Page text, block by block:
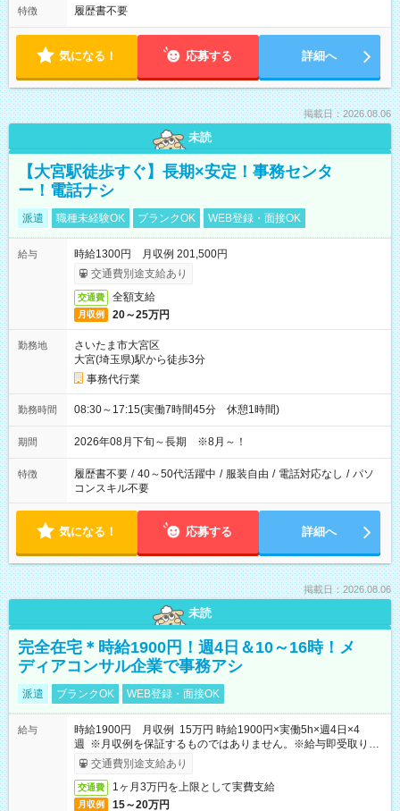
特徴 履歴書不要
気になる！ 応募する 詳細へ
掲載日：2026.08.06
未読
【大宮駅徒歩すぐ】長期×安定！事務センタ
ー！電話ナシ
派遣 職種未経験OK ブランクOK WEB登録・面接OK
給与
時給1300円 月収例 201,500円
交通費別途支給あり
交通費 全額支給
月収例 20～25万円
勤務地
さいたま市大宮区
大宮(埼玉県)駅から徒歩3分
事務代行業
勤務時間 08:30～17:15(実働7時間45分 休憩1時間)
期間 2026年08月下旬～長期 ※8月～！
特徴 履歴書不要 / 40～50代活躍中 / 服装自由 / 電話対応なし / パソ
コンスキル不要
気になる！ 応募する 詳細へ
掲載日：2026.08.06
未読
完全在宅＊時給1900円！週4日＆10～16時！メ
ディアコンサル企業で事務アシ
派遣 ブランクOK WEB登録・面接OK
給与
時給1900円 月収例 15万円 時給1900円×実働5h×週4日×4
週 ※月収例を保証するものではありません。※給与即受取りサ
ービス利用可（利用条件有）
交通費別途支給あり
交通費 1ヶ月3万円を上限として実費支給
月収例 15～20万円